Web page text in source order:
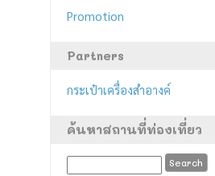
Promotion
Partners
กระเป๋าเครื่องสำอางค์
ค้นหาสถานที่ท่องเที่ยว